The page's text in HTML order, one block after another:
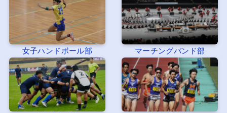
女子ハンドボール部 マーチングバンド部